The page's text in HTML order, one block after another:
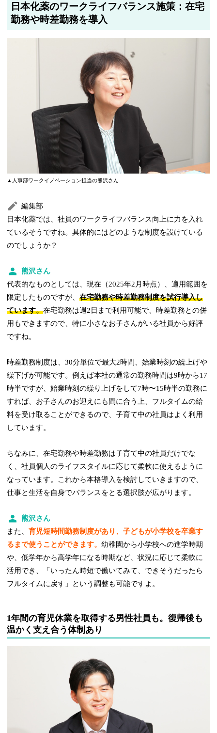
2025年5月21日
著者情報の変更を行いました
日本化薬のワークライフバランス施策：在宅
勤務や時差勤務を導入
▲人事部ワークイノベーション担当の熊沢さん
編集部
日本化薬では、社員のワークライフバランス向上に力を入れ
ているそうですね。具体的にはどのような制度を設けている
のでしょうか？
熊沢さん
代表的なものとしては、現在（2025年2月時点）、適用範囲を
限定したものですが、在宅勤務や時差勤務制度を試行導入し
ています。在宅勤務は週2日まで利用可能で、時差勤務との併
用もできますので、特に小さなお子さんがいる社員から好評
ですね。
時差勤務制度は、30分単位で最大2時間、始業時刻の繰上げや
繰下げが可能です。例えば本社の通常の勤務時間は9時から17
時半ですが、始業時刻の繰り上げをして7時〜15時半の勤務に
すれば、お子さんのお迎えにも間に合う上、フルタイムの給
料を受け取ることができるので、子育て中の社員はよく利用
しています。
ちなみに、在宅勤務や時差勤務は子育て中の社員だけでな
く、社員個人のライフスタイルに応じて柔軟に使えるように
なっています。これから本格導入を検討していきますので、
仕事と生活を自身でバランスをとる選択肢が広がります。
熊沢さん
また、育児短時間勤務制度があり、子どもが小学校を卒業す
るまで使うことができます。幼稚園から小学校への進学時期
や、低学年から高学年になる時期など、状況に応じて柔軟に
活用でき、「いったん時短で働いてみて、できそうだったら
フルタイムに戻す」という調整も可能ですよ。
1年間の育児休業を取得する男性社員も。復帰後も
温かく支え合う体制あり